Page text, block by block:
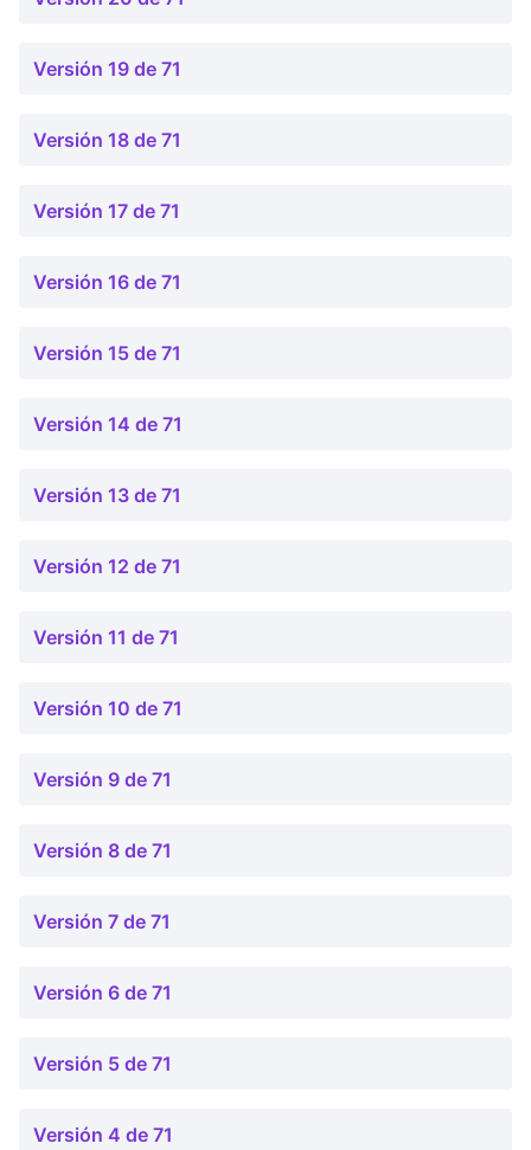
Versión 19 de 71
Versión 18 de 71
Versión 17 de 71
Versión 16 de 71
Versión 15 de 71
Versión 14 de 71
Versión 13 de 71
Versión 12 de 71
Versión 11 de 71
Versión 10 de 71
Versión 9 de 71
Versión 8 de 71
Versión 7 de 71
Versión 6 de 71
Versión 5 de 71
Versión 4 de 71